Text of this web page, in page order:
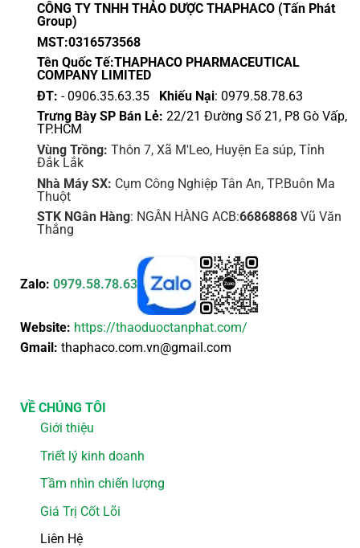
CÔNG TY TNHH THẢO DƯỢC THAPHACO (Tấn Phát
Group)
MST:0316573568
Tên Quốc Tế:THAPHACO PHARMACEUTICAL
COMPANY LIMITED
ĐT: - 0906.35.63.35 Khiếu Nại: 0979.58.78.63
Trưng Bày SP Bán Lẻ: 22/21 Đường Số 21, P8 Gò Vấp,
TP.HCM
Vùng Trồng: Thôn 7, Xã M'Leo, Huyện Ea súp, Tỉnh
Đắk Lắk
Nhà Máy SX: Cụm Công Nghiệp Tân An, TP.Buôn Ma
Thuột
STK NGân Hàng: NGÂN HÀNG ACB:66868868Vũ Văn
Thắng
Zalo: 0979.58.78.63
Website: https://thaoduoctanphat.com/
Gmail: thaphaco.com.vn@gmail.com
VỀ CHÚNG TÔI
Giới thiệu
Triết lý kinh doanh
Tầm nhìn chiến lượng
Giá Trị Cốt Lõi
Liên Hệ